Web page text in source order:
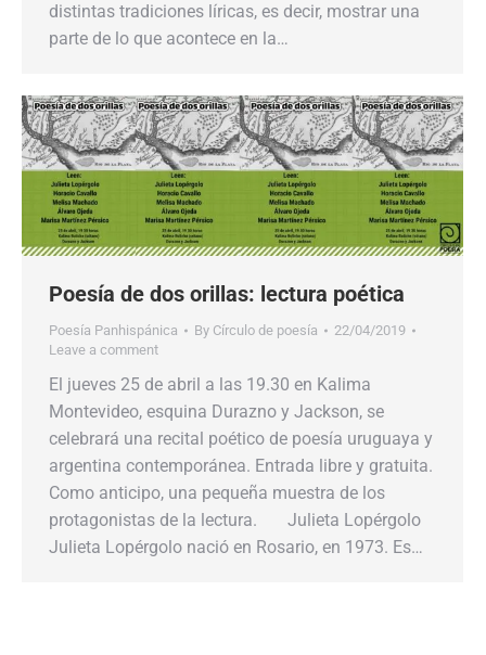
distintas tradiciones líricas, es decir, mostrar una
parte de lo que acontece en la…
Poesía de dos orillas: lectura poética
Poesía Panhispánica By Círculo de poesía
22/04/2019
Leave a comment
El jueves 25 de abril a las 19.30 en Kalima
Montevideo, esquina Durazno y Jackson, se
celebrará una recital poético de poesía uruguaya y
argentina contemporánea. Entrada libre y gratuita.
Como anticipo, una pequeña muestra de los
protagonistas de la lectura. Julieta Lopérgolo
Julieta Lopérgolo nació en Rosario, en 1973. Es…